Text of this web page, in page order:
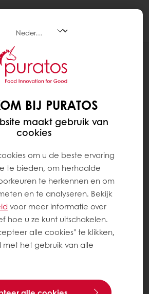
RECEPTEN
PAASNEST
BIJ PURATOS
maakt gebruik van
cookies
om u de beste ervaring
te bieden, om herhaalde
te herkennen en om
en te analyseren. Bekijk
voor meer informatie over
hoe u ze kunt uitschakelen.
alle cookies" te klikken,
het gebruik van alle